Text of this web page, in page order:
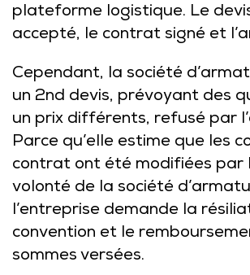
plateforme logistique. Le
accepté, le contrat signé et
Cependant, la société
un 2nd devis, prévoyant des
un prix différents, refusé par
Parce qu’elle estime que les
contrat ont été modifiées par
volonté de la société
l’entreprise demande la
convention et le
sommes versées.